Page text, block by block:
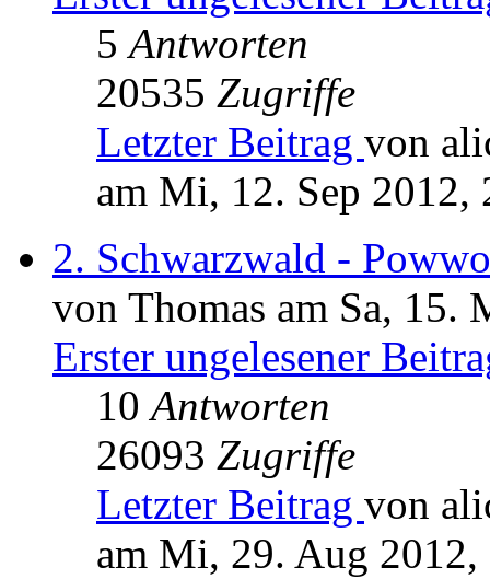
5Antworten
20535 Zugriffe
Letzter Beitrag von
am Mi, 12. Sep 2012,
2. Schwarzwald -
von Thomas am Sa, 15.
Erster ungelesener
10Antworten
26093 Zugriffe
Letzter Beitrag von
am Mi, 29. Aug 2012,